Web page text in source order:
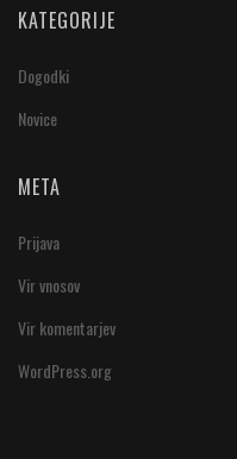
KATEGORIJE
Dogodki
Novice
META
Prijava
Vir vnosov
Vir komentarjev
WordPress.org